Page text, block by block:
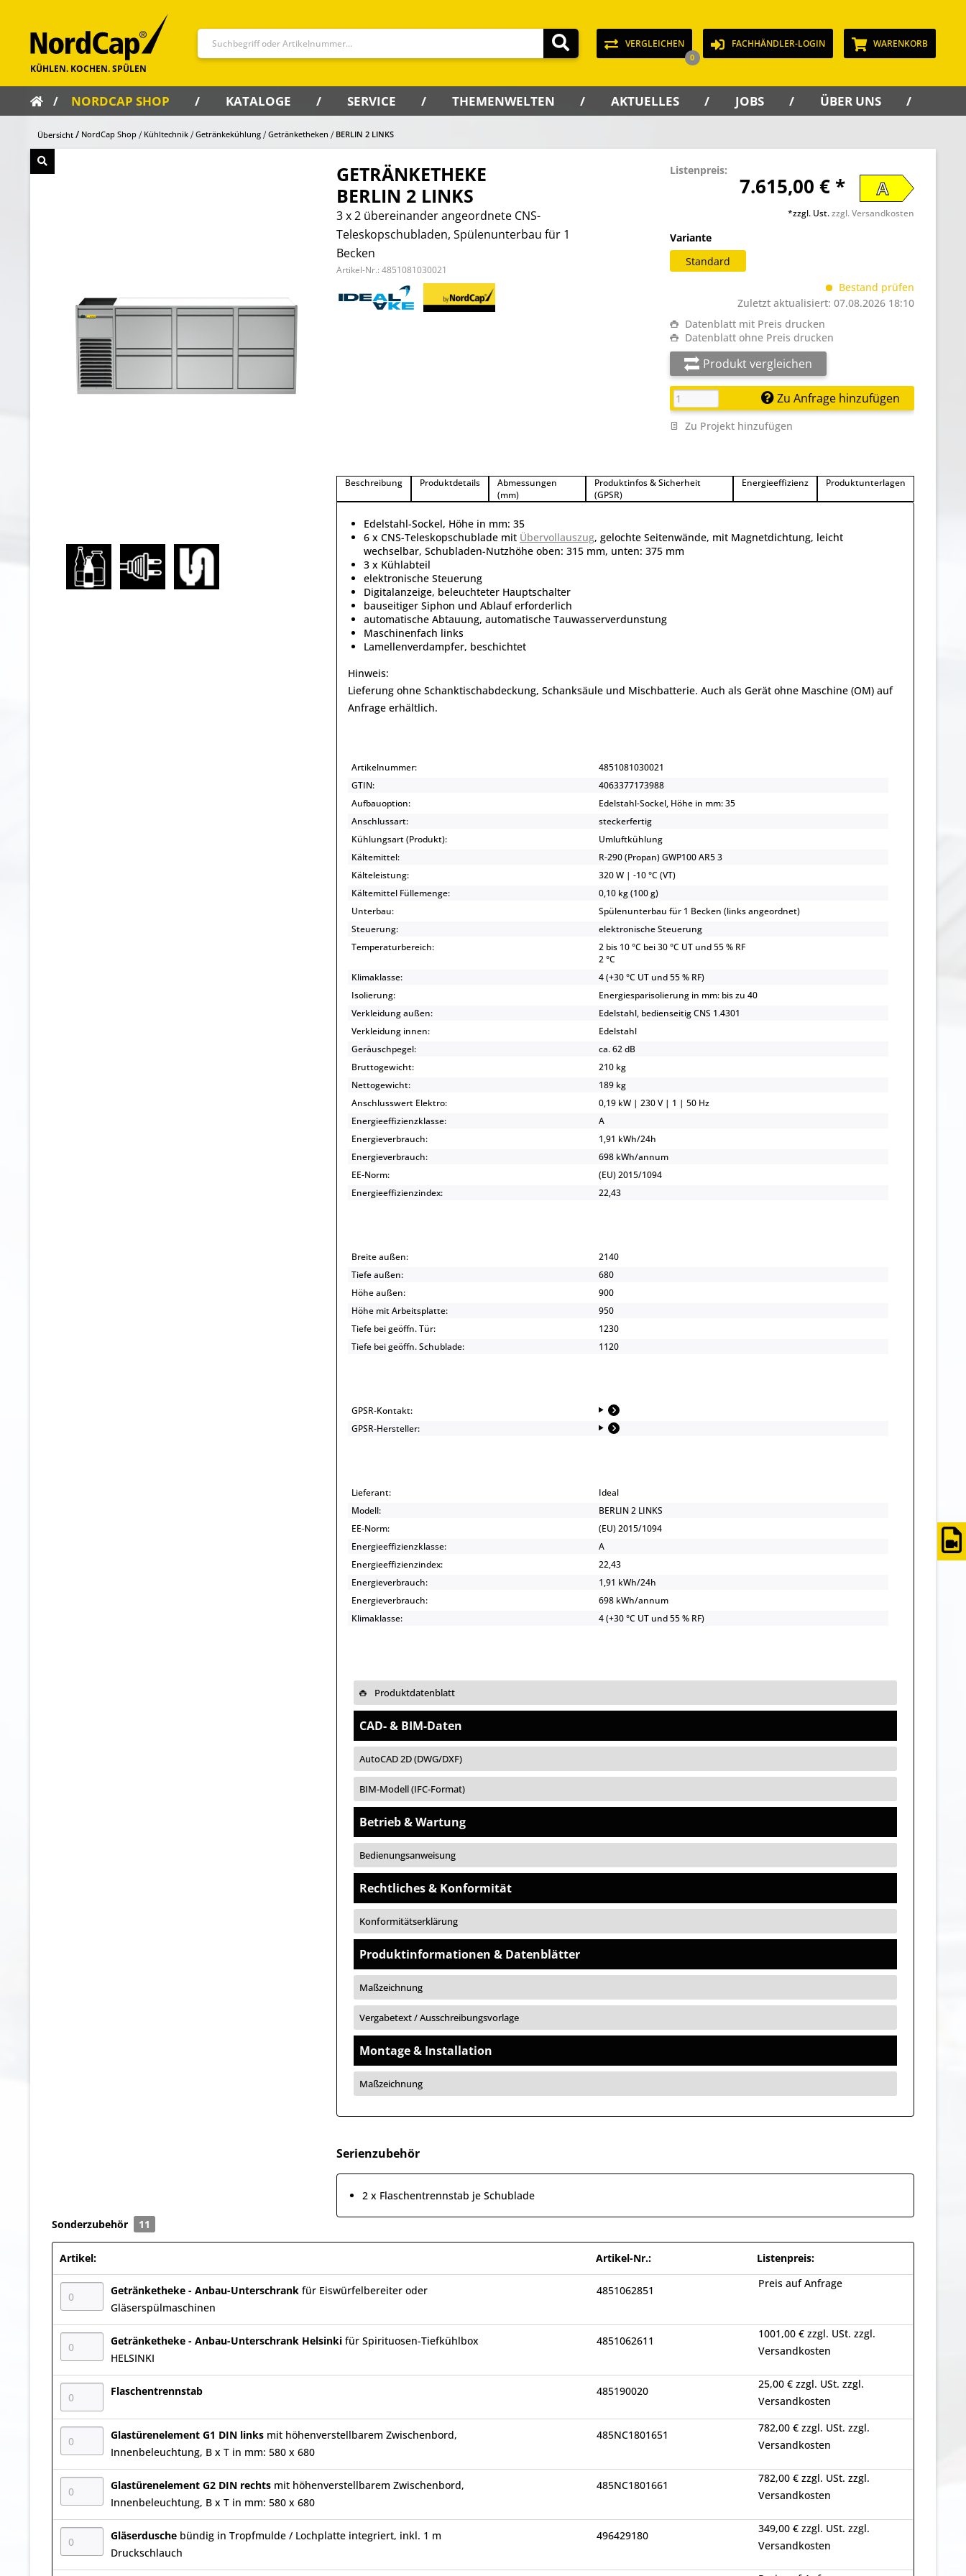
VERGLEICHEN
0
FACHHÄNDLER-LOGIN WARENKORB
NORDCAP SHOP KATALOGE SERVICE THEMENWELTEN AKTUELLES JOBS ÜBER UNS
Übersicht NordCap Shop Kühltechnik Getränkekühlung Getränketheken BERLIN 2 LINKS
GETRÄNKETHEKE
BERLIN 2 LINKS
3 x 2 übereinander angeordnete CNS-
Teleskopschubladen, Spülenunterbau für 1
Becken
Artikel-Nr.: 4851081030021
Listenpreis:
7.615,00 € * A
*zzgl. Ust.zzgl. Versandkosten
Variante
Standard
Bestand prüfen
Zuletzt aktualisiert: 07.08.2026 18:10
Datenblatt mit Preis drucken
Datenblatt ohne Preis drucken
Produkt vergleichen
Zu Anfrage hinzufügen
Zu Projekt hinzufügen
Beschreibung Produktdetails
Abmessungen
(mm)
Produktinfos & Sicherheit
(GPSR)
Energieeffizienz Produktunterlagen
Edelstahl-Sockel, Höhe in mm: 35
6 x CNS-Teleskopschublade mit Übervollauszug, gelochte Seitenwände, mit Magnetdichtung, leicht
wechselbar, Schubladen-Nutzhöhe oben: 315 mm, unten: 375 mm
3 x Kühlabteil
elektronische Steuerung
Digitalanzeige, beleuchteter Hauptschalter
bauseitiger Siphon und Ablauf erforderlich
automatische Abtauung, automatische Tauwasserverdunstung
Maschinenfach links
Lamellenverdampfer, beschichtet
Hinweis:
Lieferung ohne Schanktischabdeckung, Schanksäule und Mischbatterie. Auch als Gerät ohne Maschine (OM) auf
Anfrage erhältlich.
Artikelnummer:
4851081030021
GTIN:
4063377173988
Aufbauoption:
Edelstahl-Sockel, Höhe in mm: 35
Anschlussart:
steckerfertig
Kühlungsart (Produkt):
Umluftkühlung
Kältemittel:
R-290 (Propan) GWP100 AR5 3
Kälteleistung:
320 W | -10 °C (VT)
Kältemittel Füllemenge:
0,10 kg (100 g)
Unterbau:
Spülenunterbau für 1 Becken (links angeordnet)
Steuerung:
elektronische Steuerung
Temperaturbereich:
2 bis 10 °C bei 30 °C UT und 55 % RF
2 °C
Klimaklasse:
4 (+30 °C UT und 55 % RF)
Isolierung:
Energiesparisolierung in mm: bis zu 40
Verkleidung außen:
Edelstahl, bedienseitig CNS 1.4301
Verkleidung innen:
Edelstahl
Geräuschpegel:
ca. 62 dB
Bruttogewicht:
210 kg
Nettogewicht:
189 kg
Anschlusswert Elektro:
0,19 kW | 230 V | 1 | 50 Hz
Energieeffizienzklasse:
A
Energieverbrauch:
1,91 kWh/24h
Energieverbrauch:
698 kWh/annum
EE-Norm:
(EU) 2015/1094
Energieeffizienzindex:
22,43
Breite außen:
2140
Tiefe außen:
680
Höhe außen:
900
Höhe mit Arbeitsplatte:
950
Tiefe bei geöffn. Tür:
1230
Tiefe bei geöffn. Schublade:
1120
GPSR-Kontakt:
GPSR-Hersteller:
Lieferant:
Ideal
Modell:
BERLIN 2 LINKS
EE-Norm:
(EU) 2015/1094
Energieeffizienzklasse:
A
Energieeffizienzindex:
22,43
Energieverbrauch:
1,91 kWh/24h
Energieverbrauch:
698 kWh/annum
Klimaklasse:
4 (+30 °C UT und 55 % RF)
Produktdatenblatt
CAD- & BIM-Daten
AutoCAD 2D (DWG/DXF)
BIM-Modell (IFC-Format)
Betrieb & Wartung
Bedienungsanweisung
Rechtliches & Konformität
Konformitätserklärung
Produktinformationen & Datenblätter
Maßzeichnung
Vergabetext / Ausschreibungsvorlage
Montage & Installation
Maßzeichnung
Serienzubehör
2 x Flaschentrennstab je Schublade
Sonderzubehör 11
Artikel: Artikel-Nr.: Listenpreis:
Getränketheke - Anbau-Unterschrank für Eiswürfelbereiter oder
Gläserspülmaschinen
4851062851
Preis auf Anfrage
Getränketheke - Anbau-Unterschrank Helsinki für Spirituosen-Tiefkühlbox
HELSINKI
4851062611
1001,00 € zzgl. USt. zzgl.
Versandkosten
Flaschentrennstab 485190020
25,00 € zzgl. USt. zzgl.
Versandkosten
Glastürenelement G1 DIN links mit höhenverstellbarem Zwischenbord,
Innenbeleuchtung, B x T in mm: 580 x 680
485NC1801651
782,00 € zzgl. USt. zzgl.
Versandkosten
Glastürenelement G2 DIN rechts mit höhenverstellbarem Zwischenbord,
Innenbeleuchtung, B x T in mm: 580 x 680
485NC1801661
782,00 € zzgl. USt. zzgl.
Versandkosten
Gläserdusche bündig in Tropfmulde / Lochplatte integriert, inkl. 1 m
Druckschlauch
496429180
349,00 € zzgl. USt. zzgl.
Versandkosten